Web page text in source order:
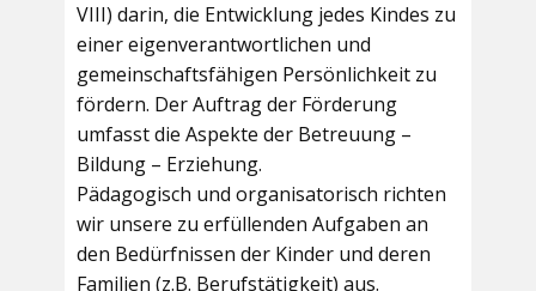
VIII) darin, die Entwicklung jedes Kindes zu
einer eigenverantwortlichen und
gemeinschaftsfähigen Persönlichkeit zu
fördern. Der Auftrag der Förderung
umfasst die Aspekte der Betreuung –
Bildung – Erziehung.
Pädagogisch und organisatorisch richten
wir unsere zu erfüllenden Aufgaben an
den Bedürfnissen der Kinder und deren
Familien (z.B. Berufstätigkeit) aus.